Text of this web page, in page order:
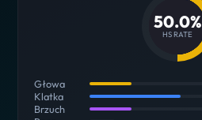
50.0%
HS RATE
Głowa
Klatka
Brzuch